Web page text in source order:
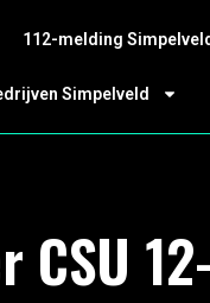
112-melding Simpelveld
Simpelveld
CSU